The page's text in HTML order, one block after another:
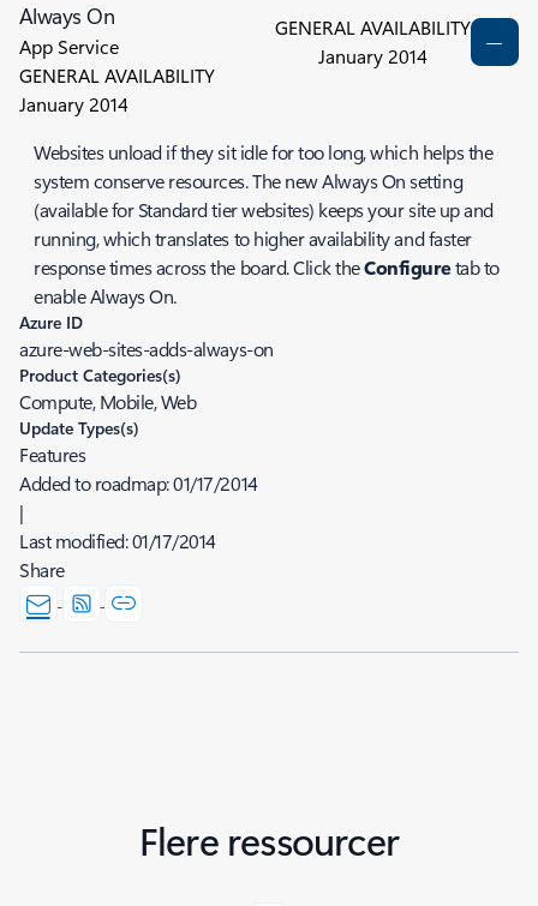
Always On
App Service
GENERAL AVAILABILITY
January 2014
GENERAL AVAILABILITY
January 2014
Websites unload if they sit idle for too long, which helps the
system conserve resources. The new Always On setting
(available for Standard tier websites) keeps your site up and
running, which translates to higher availability and faster
response times across the board. Click theConfiguretab to
enable Always On.
Azure ID
azure-web-sites-adds-always-on
Product Categories(s)
Compute, Mobile, Web
Update Types(s)
Features
Added to roadmap:01/17/2014
|
Last modified:01/17/2014
Share
Flere ressourcer